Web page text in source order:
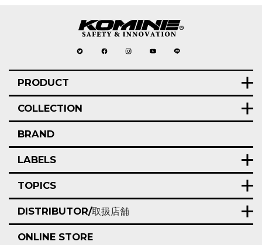
PRODUCT
COLLECTION
BRAND
LABELS
TOPICS
DISTRIBUTOR/取扱店舗
ONLINE STORE